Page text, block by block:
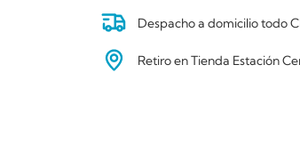
Despacho a domicilio todo
Retiro en Tienda Estación